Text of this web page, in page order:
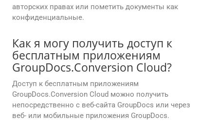
авторских правах или пометить документы как
конфиденциальные.
Как я могу получить доступ к
бесплатным приложениям
GroupDocs.Conversion Cloud?
Доступ к бесплатным приложениям
GroupDocs.Conversion Cloud можно получить
непосредственно с веб-сайта GroupDocs или через
веб- или мобильные приложения GroupDocs.